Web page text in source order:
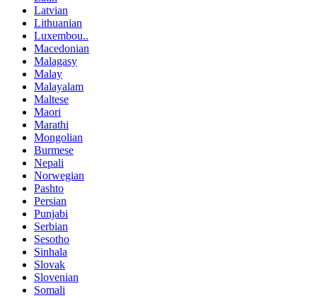
Latvian
Lithuanian
Luxembou..
Macedonian
Malagasy
Malay
Malayalam
Maltese
Maori
Marathi
Mongolian
Burmese
Nepali
Norwegian
Pashto
Persian
Punjabi
Serbian
Sesotho
Sinhala
Slovak
Slovenian
Somali